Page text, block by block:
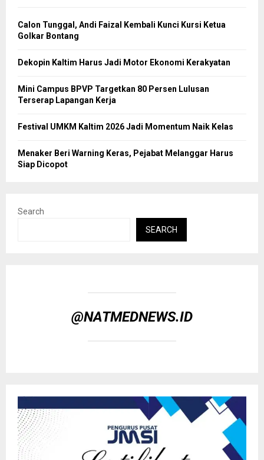
Calon Tunggal, Andi Faizal Kembali Kunci Kursi Ketua
Golkar Bontang
Dekopin Kaltim Harus Jadi Motor Ekonomi Kerakyatan
Mini Campus BPVP Targetkan 80 Persen Lulusan
Terserap Lapangan Kerja
Festival UMKM Kaltim 2026 Jadi Momentum Naik Kelas
Menaker Beri Warning Keras, Pejabat Melanggar Harus
Siap Dicopot
Search
SEARCH
@NATMEDNEWS.ID